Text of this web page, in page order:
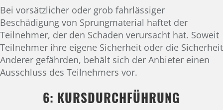
Bei vorsätzlicher oder grob fahrlässiger
Beschädigung von Sprungmaterial haftet der
Teilnehmer, der den Schaden verursacht hat. Soweit
Teilnehmer ihre eigene Sicherheit oder die Sicherheit
Anderer gefährden, behält sich der Anbieter einen
Ausschluss des Teilnehmers vor.
6: KURSDURCHFÜHRUNG